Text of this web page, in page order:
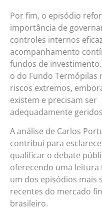
Por fim, o episódio
importância de
controles internos
acompanhamento
fundos de
o do Fundo Termópilas
riscos extremos,
existem e precisam ser
adequadamente
A análise de Carlos
contribui para
qualificar o debate
oferecendo uma leitura
um dos episódios mais
recentes do mercado
brasileiro.